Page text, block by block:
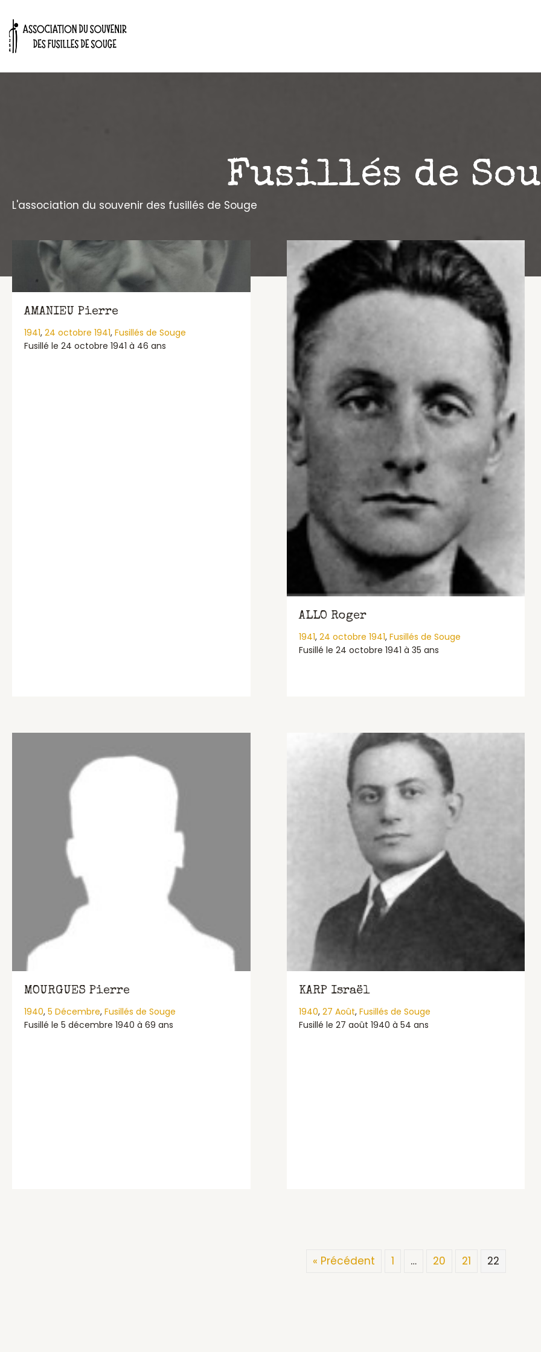
au
contenu
Fusillés de
L'association du souvenir des fusillés de Souge
AMANIEU Pierre
1941, 24 octobre 1941, Fusillés de Souge
Fusillé le 24 octobre 1941 à 46 ans
ALLO Roger
1941, 24 octobre 1941, Fusillés de Souge
Fusillé le 24 octobre 1941 à 35 ans
MOURGUES Pierre
1940, 5 Décembre, Fusillés de Souge
Fusillé le 5 décembre 1940 à 69 ans
KARP Israël
1940, 27 Août, Fusillés de Souge
Fusillé le 27 août 1940 à 54 ans
« Précédent 1 … 20 21 22